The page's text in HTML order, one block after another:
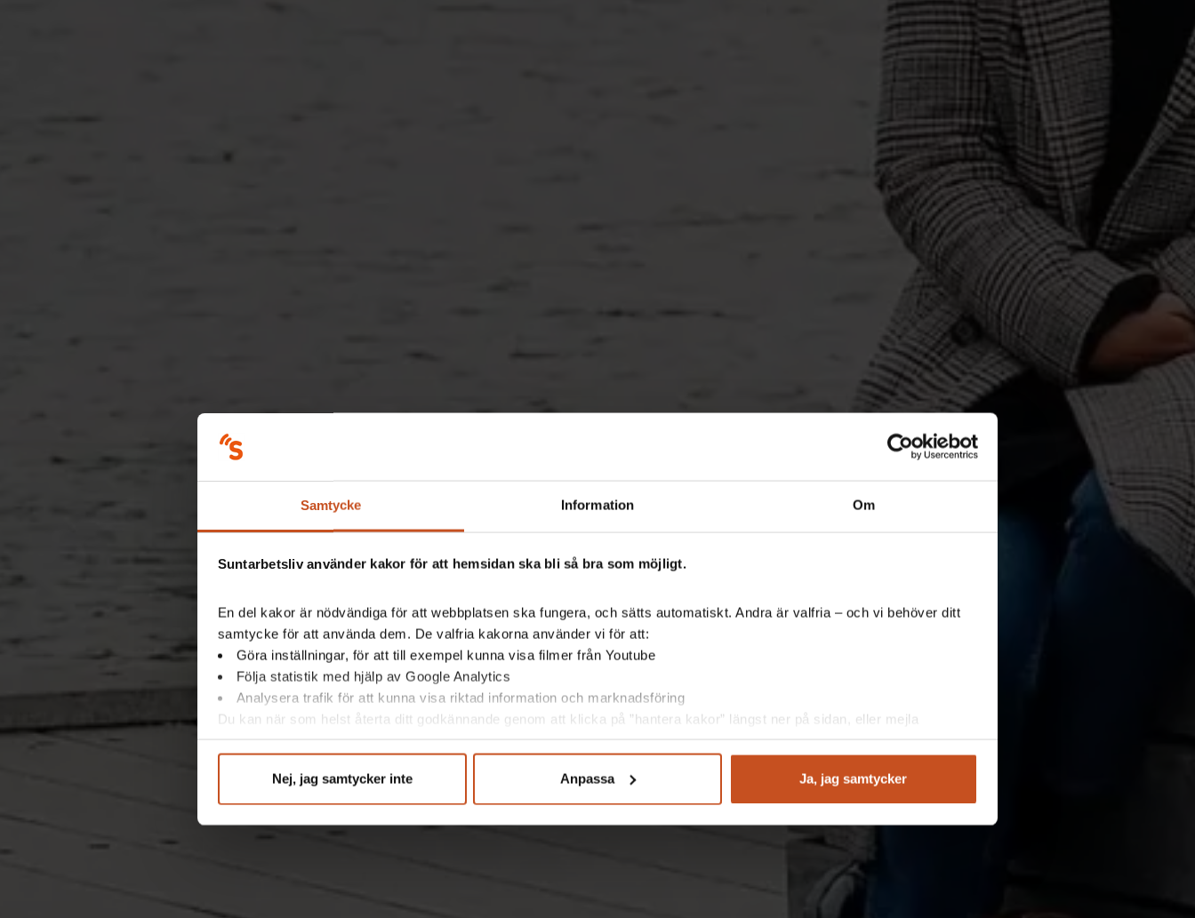
Samtycke Information Om
Suntarbetsliv använder kakor för att hemsidan ska bli så bra som möjligt.
En del kakor är nödvändiga för att webbplatsen ska fungera, och sätts automatiskt. Andra är valfria – och vi behöver ditt
samtycke för att använda dem. De valfria kakorna använder vi för att:
Göra inställningar, för att till exempel kunna visa filmer från Youtube
Följa statistik med hjälp av Google Analytics
Analysera trafik för att kunna visa riktad information och marknadsföring
Du kan när som helst återta ditt godkännande genom att klicka på ”hantera kakor” längst ner på sidan, eller mejla
integritet@suntarbetsliv.se.
Nej, jag samtycker inte Anpassa Ja, jag samtycker